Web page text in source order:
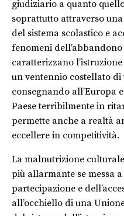
giudiziario a quanto
soprattutto attraverso
del sistema scolastico e
fenomeni
caratterizzano
un ventennio costellato
consegnando all’Europa
Paese terribilmente in
permette anche a realtà
eccellere in competitività.
La malnutrizione
più allarmante se messa
partecipazione e
all’occhiello di una